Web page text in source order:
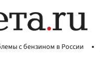
с бензином в России